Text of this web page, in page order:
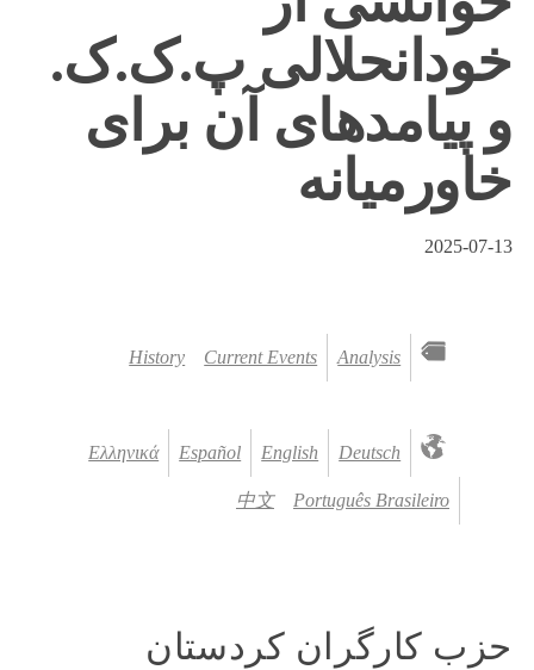
خودانحلالی پ.ک.ک.
و پیامدهای آن برای
خاورمیانه
2025-07-13
Analysis
Current Events
History
Deutsch
English
Español
Ελληνικά
Português Brasileiro
中文
حزب کارگران کردستان